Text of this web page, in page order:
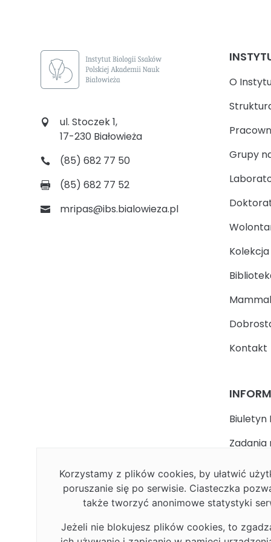
ul. Stoczek 1,
17-230 Białowieża
(85) 682 77 50
(85) 682 77 52
mripas@ibs.bialowieza.pl
O
Grupy
Kontakt
Biuletyn
Zadania
Polityka
Korzystamy z plików cookies, by ułatwić
poruszanie się po serwisie. Ciasteczka
także tworzyć anonimowe statystyki
Jeżeli nie blokujesz plików cookies, to